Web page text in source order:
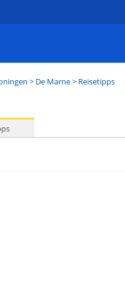
> De Marne> Reisetipps